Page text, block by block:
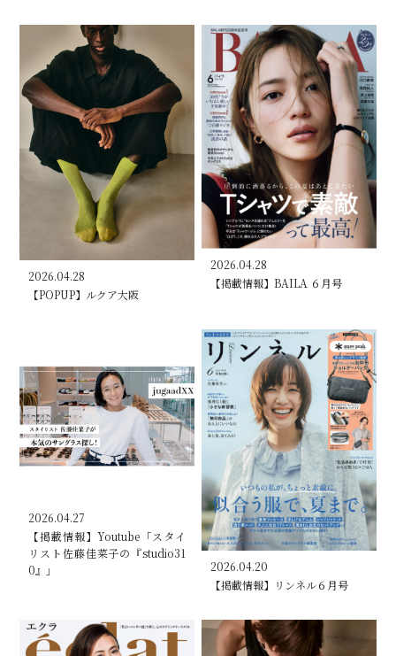
2026.04.28
【POPUP】ルクア大阪
2026.04.28
【掲載情報】BAILA ６月号
2026.04.27
【掲載情報】Youtube「スタイ
リスト佐藤佳菜子の『studio31
0』」
2026.04.20
【掲載情報】リンネル６月号